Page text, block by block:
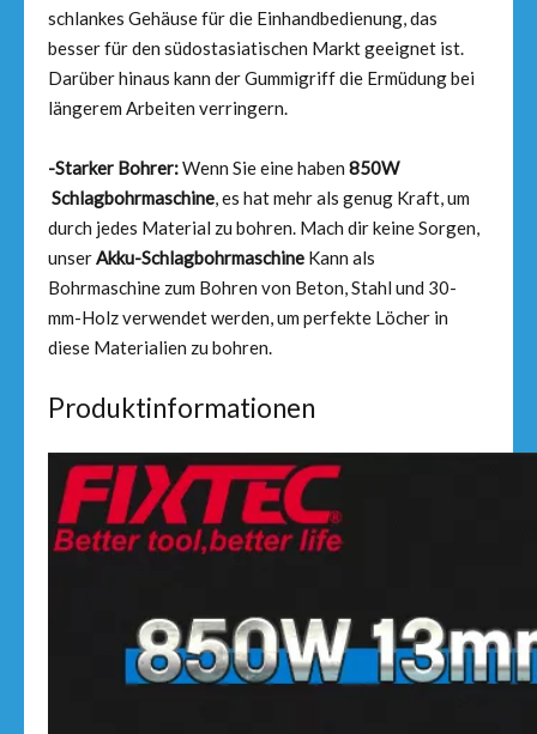
schlankes Gehäuse für die Einhandbedienung, das
besser für den südostasiatischen Markt geeignet ist.
Darüber hinaus kann der Gummigriff die Ermüdung bei
längerem Arbeiten verringern.
-Starker Bohrer:Wenn Sie eine haben 850W
Schlagbohrmaschine, es hat mehr als genug Kraft, um
durch jedes Material zu bohren. Mach dir keine Sorgen,
unserAkku-Schlagbohrmaschine Kann als
Bohrmaschine zum Bohren von Beton, Stahl und 30-
mm-Holz verwendet werden, um perfekte Löcher in
diese Materialien zu bohren.
Produktinformationen